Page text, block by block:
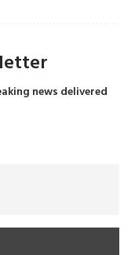
news delivered